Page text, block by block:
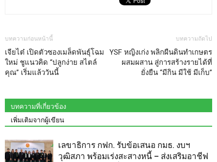
บทความก่อนหน้านี้
เจียไต๋ เปิดตัวซองเมล็ดพันธุ์โฉม
ใหม่ ชูแนวคิด “ปลูกง่าย สไตล์
คุณ” เริ่มแล้ววันนี้
บทความถัดไป
YSF หญิงเก่ง พลิกผืนดินทำเกษตร
ผสมผสาน สู่การสร้างรายได้ที่
ยั่งยืน “มีกิน มีใช้ มีเก็บ”
บทความที่เกี่ยวข้อง
เพิ่มเติมจากผู้เขียน
เลขาธิการ กฟก. รับข้อเสนอ กมธ. งบฯ
วุฒิสภา พร้อมเร่งสะสางหนี้ – ส่งเสริมอาชีฟ